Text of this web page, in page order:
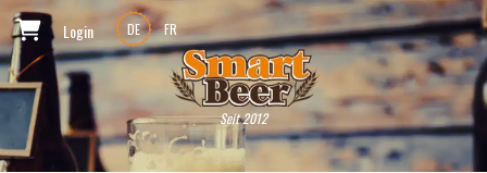
Login DE FR
Seit 2012